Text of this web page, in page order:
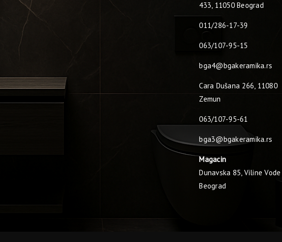
433, 11050 Beograd
011/286-17-39
063/107-95-15
bga4@bgakeramika.rs
Cara Dušana 266, 11080
Zemun
063/107-95-61
bga3@bgakeramika.rs
Magacin
Dunavska 85, Viline Vode
Beograd